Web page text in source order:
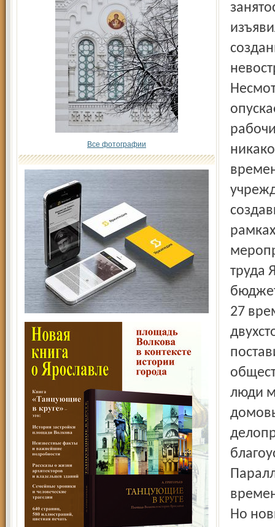
Все фотографии
труда
27
люди
Но